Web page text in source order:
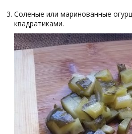
Соленые или маринованные
квадратиками.